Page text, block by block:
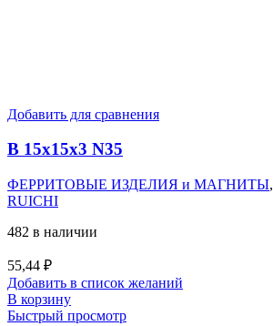
Добавить для сравнения
B 15x15x3 N35
ФЕРРИТОВЫЕ ИЗДЕЛИЯ и МАГНИТЫ,
RUICHI
482 в наличии
55,44 ₽
Добавить в список желаний
В корзину
Быстрый просмотр